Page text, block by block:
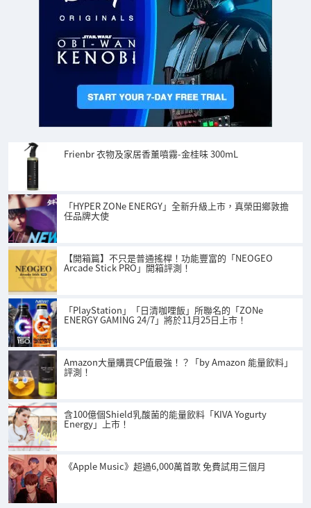
Frienbr 衣物及家居香薰噴霧-金桂味 300mL
「HYPER ZONe ENERGY」全新升級上市，真榮田鄉敦擔
任品牌大使
【開箱篇】不只是普通搖桿！功能豐富的「NEOGEO
Arcade Stick PRO」開箱評測！
「PlayStation」「日清咖哩飯」所聯名的「ZONe
ENERGY GAMING 24/7」將於11月25日上市！
Amazon大量購買CP值最強！？「by Amazon 能量飲料」
評測！
含100億個Shield乳酸菌的能量飲料「KIVA Yogurty
Energy」上市！
《Apple Music》超過6,000萬首歌 免費試用三個月